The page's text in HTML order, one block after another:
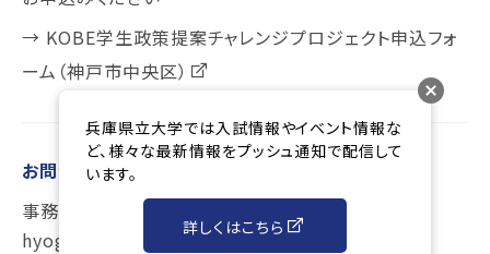
→ KOBE学生政策提案チャレンジプロジェクト申込フォ
ーム（神戸市中央区）
お問合わせ先
事務局メールアドレス： challenge-support@u-
hyogo.ac.jp 他 （詳細はチラシ参照）
兵庫県立大学では入試情報やイベント情報な
ど、様々な最新情報をプッシュ通知で配信して
います。
詳しくはこちら